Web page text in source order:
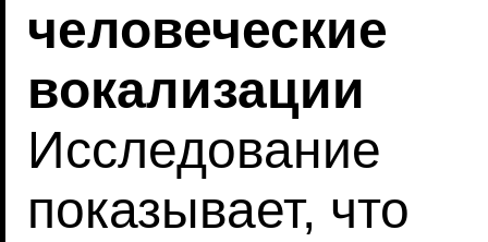
человеческие
вокализации
Исследование
показывает, что